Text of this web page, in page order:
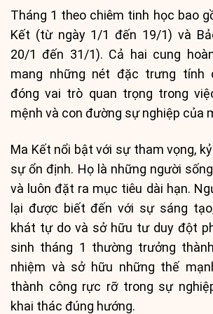
Tháng 1 theo chiêm tinh học bao
Kết (từ ngày 1/1 đến 19/1) và
20/1 đến 31/1). Cả hai cung
mang những nét đặc trưng tính
đóng vai trò quan trọng trong
mệnh và con đường sự nghiệp của
Ma Kết nổi bật với sự tham vọng,
sự ổn định. Họ là những người
và luôn đặt ra mục tiêu dài hạn.
lại được biết đến với sự sáng
khát tự do và sở hữu tư duy đột
sinh tháng 1 thường trưởng
nhiệm và sở hữu những thế
thành công rực rỡ trong sự
khai thác đúng hướng.